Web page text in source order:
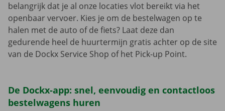
belangrijk dat je al onze locaties vlot bereikt via het
openbaar vervoer. Kies je om de bestelwagen op te
halen met de auto of de fiets? Laat deze dan
gedurende heel de huurtermijn gratis achter op de site
van de Dockx Service Shop of het Pick-up Point.
De Dockx-app: snel, eenvoudig en contactloos
bestelwagens huren